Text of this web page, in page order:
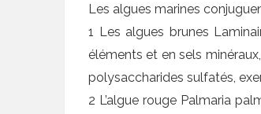
Les algues marines
1 Les algues brunes
éléments et en sels
polysaccharides sulfatés,
2 L’algue rouge Palmaria